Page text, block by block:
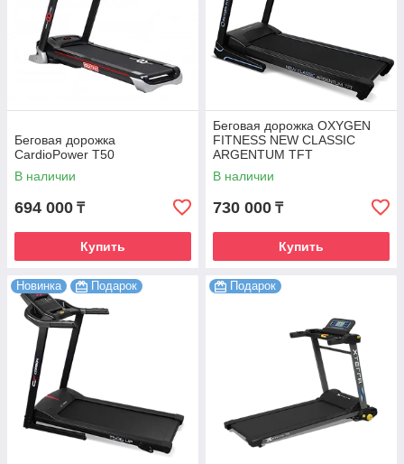
Беговая дорожка
CardioPower T50
В наличии
694 000 ₸
Купить
Беговая дорожка OXYGEN
FITNESS NEW CLASSIC
ARGENTUM TFT
В наличии
730 000 ₸
Купить
Новинка Подарок Подарок